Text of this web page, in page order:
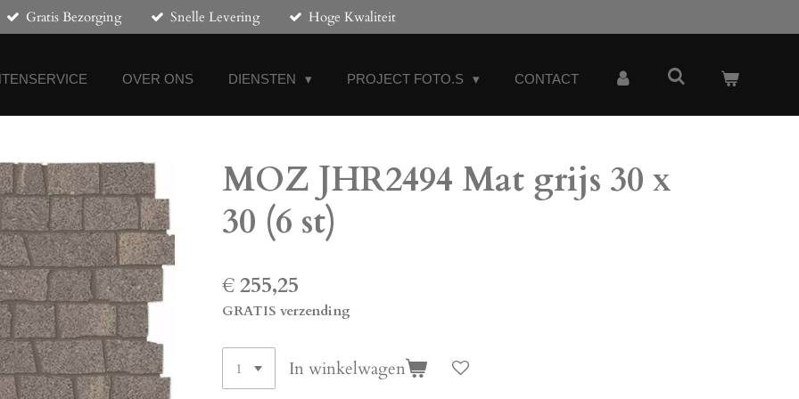
Gratis Bezorging Snelle Levering Hoge Kwaliteit
OVER ONS DIENSTEN PROJECT FOTO.S CONTACT
MOZ JHR2494 Mat grijs 30 x
30 (6 st)
€ 255,25
GRATIS verzending
In winkelwagen